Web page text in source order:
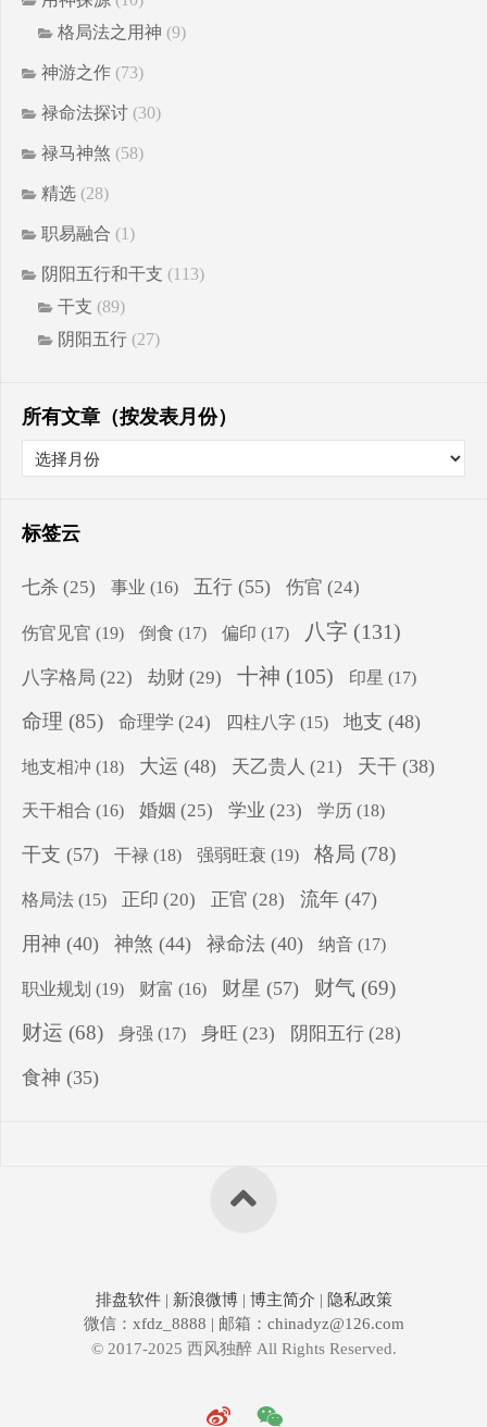
格局法之用神 (9)
神游之作 (73)
禄命法探讨 (30)
禄马神煞 (58)
精选 (28)
职易融合 (1)
阴阳五行和干支 (113)
干支 (89)
阴阳五行 (27)
所有文章（按发表月份）
标签云
七杀 (25) 事业 (16) 五行 (55) 伤官 (24)
伤官见官 (19) 倒食 (17) 偏印 (17) 八字 (131)
八字格局 (22) 劫财 (29) 十神 (105) 印星 (17)
命理 (85) 命理学 (24) 四柱八字 (15) 地支 (48)
地支相冲 (18) 大运 (48) 天乙贵人 (21) 天干 (38)
天干相合 (16) 婚姻 (25) 学业 (23) 学历 (18)
干支 (57) 干禄 (18) 强弱旺衰 (19) 格局 (78)
格局法 (15) 正印 (20) 正官 (28) 流年 (47)
用神 (40) 神煞 (44) 禄命法 (40) 纳音 (17)
职业规划 (19) 财富 (16) 财星 (57) 财气 (69)
财运 (68) 身强 (17) 身旺 (23) 阴阳五行 (28)
食神 (35)
排盘软件 | 新浪微博 | 博主简介 | 隐私政策
微信：xfdz_8888 | 邮箱：chinadyz@126.com
© 2017-2025 西风独醉 All Rights Reserved.